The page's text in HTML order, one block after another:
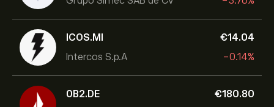
ICOS.MI
Intercos S.p.A
‎€‎14.04
-0.14%
0B2.DE
‎€‎180.80